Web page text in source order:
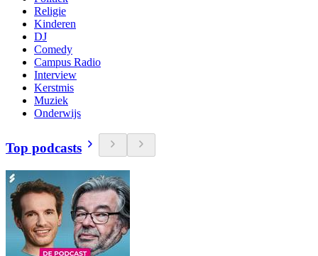
Religie
Kinderen
DJ
Comedy
Campus Radio
Interview
Kerstmis
Muziek
Onderwijs
Top podcasts